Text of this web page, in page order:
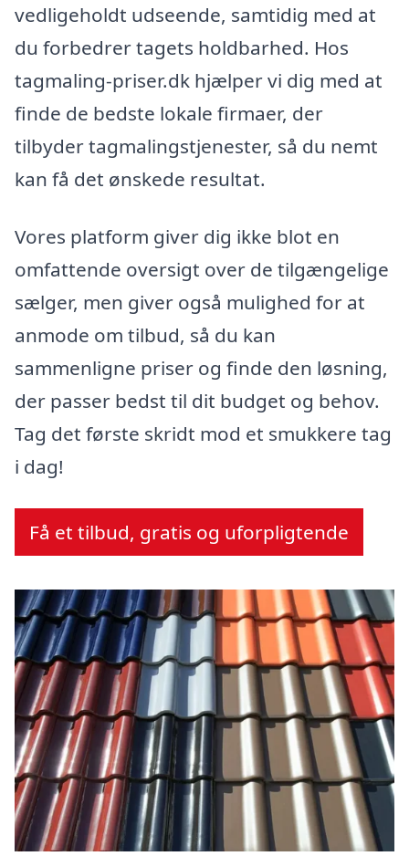
vedligeholdt udseende, samtidig med at
du forbedrer tagets holdbarhed. Hos
tagmaling-priser.dk hjælper vi dig med at
finde de bedste lokale firmaer, der
tilbyder tagmalingstjenester, så du nemt
kan få det ønskede resultat.
Vores platform giver dig ikke blot en
omfattende oversigt over de tilgængelige
sælger, men giver også mulighed for at
anmode om tilbud, så du kan
sammenligne priser og finde den løsning,
der passer bedst til dit budget og behov.
Tag det første skridt mod et smukkere tag
i dag!
Få et tilbud, gratis og uforpligtende